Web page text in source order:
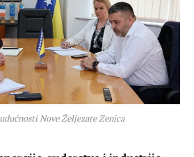
Nove Željezare Zenica